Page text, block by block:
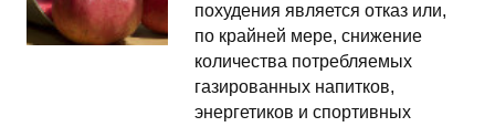
похудения является отказ или,
по крайней мере, снижение
количества потребляемых
газированных напитков,
энергетиков и спортивных